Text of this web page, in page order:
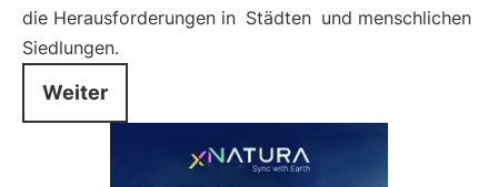
die Herausforderungen in Städten und menschlichen
Siedlungen.
Weiter